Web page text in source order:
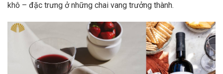
khô – đặc trưng ở những chai vang trưởng thành.